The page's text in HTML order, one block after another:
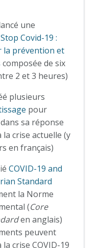
une
Stop Covid-19 :
la prévention et
composée de six
2 et 3 heures)
plusieurs
pour
sa réponse
crise actuelle (y
en français)
COVID-19 and
Standard
la Norme
(Core
en anglais)
peuvent
crise COVID-19